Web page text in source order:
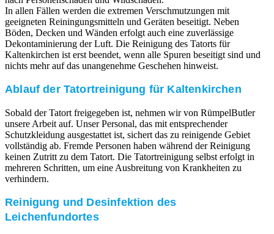
In allen Fällen werden die extremen Verschmutzungen mit
geeigneten Reiningungsmitteln und Geräten beseitigt. Neben
Böden, Decken und Wänden erfolgt auch eine zuverlässige
Dekontaminierung der Luft. Die Reinigung des Tatorts für
Kaltenkirchen ist erst beendet, wenn alle Spuren beseitigt sind und
nichts mehr auf das unangenehme Geschehen hinweist.
Ablauf der Tatortreinigung für Kaltenkirchen
Sobald der Tatort freigegeben ist, nehmen wir von RümpelButler
unsere Arbeit auf. Unser Personal, das mit entsprechender
Schutzkleidung ausgestattet ist, sichert das zu reinigende Gebiet
vollständig ab. Fremde Personen haben während der Reinigung
keinen Zutritt zu dem Tatort. Die Tatortreinigung selbst erfolgt in
mehreren Schritten, um eine Ausbreitung von Krankheiten zu
verhindern.
Reinigung und Desinfektion des
Leichenfundortes